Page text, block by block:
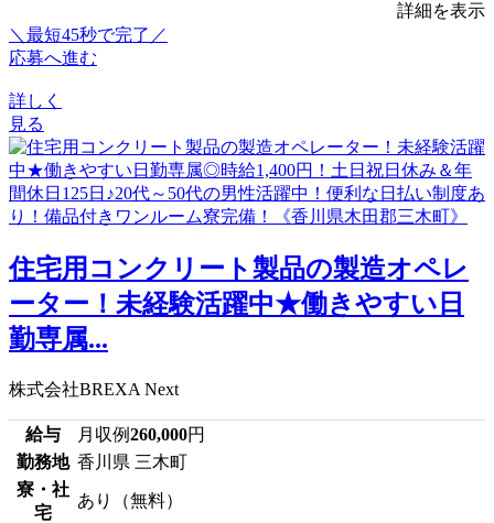
詳細を表示
＼最短45秒で完了／
応募へ進む
詳しく
見る
住宅用コンクリート製品の製造オペレ
ーター！未経験活躍中★働きやすい日
勤専属...
株式会社BREXA Next
給与 月収例260,000円
勤務地 香川県 三木町
寮・社
宅
あり（無料）